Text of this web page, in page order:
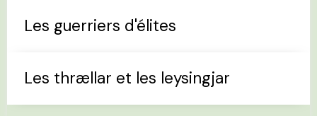
Les guerriers d'élites
Les thrællar et les leysingjar